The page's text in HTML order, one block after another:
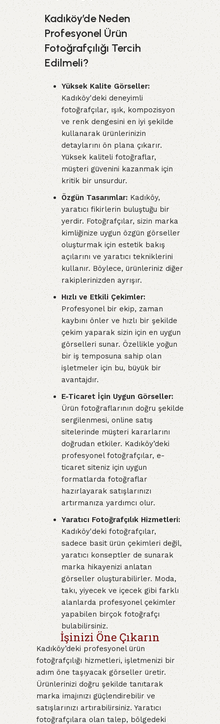
Kadıköy’de Neden
Profesyonel Ürün
Fotoğrafçılığı Tercih
Edilmeli?
Yüksek Kalite Görseller:
Kadıköy'deki deneyimli
fotoğrafçılar, ışık, kompozisyon
ve renk dengesini en iyi şekilde
kullanarak ürünlerinizin
detaylarını ön plana çıkarır.
Yüksek kaliteli fotoğraflar,
müşteri güvenini kazanmak için
kritik bir unsurdur.
Özgün Tasarımlar:Kadıköy,
yaratıcı fikirlerin buluştuğu bir
yerdir. Fotoğrafçılar, sizin marka
kimliğinize uygun özgün görseller
oluşturmak için estetik bakış
açılarını ve yaratıcı tekniklerini
kullanır. Böylece, ürünleriniz diğer
rakiplerinizden ayrışır.
Hızlı ve Etkili Çekimler:
Profesyonel bir ekip, zaman
kaybını önler ve hızlı bir şekilde
çekim yaparak sizin için en uygun
görselleri sunar. Özellikle yoğun
bir iş temposuna sahip olan
işletmeler için bu, büyük bir
avantajdır.
E-Ticaret İçin Uygun Görseller:
Ürün fotoğraflarının doğru şekilde
sergilenmesi, online satış
sitelerinde müşteri kararlarını
doğrudan etkiler. Kadıköy’deki
profesyonel fotoğrafçılar, e-
ticaret siteniz için uygun
formatlarda fotoğraflar
hazırlayarak satışlarınızı
artırmanıza yardımcı olur.
Yaratıcı Fotoğrafçılık Hizmetleri:
Kadıköy'deki fotoğrafçılar,
sadece basit ürün çekimleri değil,
yaratıcı konseptler de sunarak
marka hikayenizi anlatan
görseller oluşturabilirler. Moda,
takı, yiyecek ve içecek gibi farklı
alanlarda profesyonel çekimler
yapabilen birçok fotoğrafçı
bulabilirsiniz.
İşinizi Öne Çıkarın
Kadıköy’deki profesyonel ürün
fotoğrafçılığı hizmetleri, işletmenizi bir
adım öne taşıyacak görseller üretir.
Ürünlerinizi doğru şekilde tanıtarak
marka imajınızı güçlendirebilir ve
satışlarınızı artırabilirsiniz. Yaratıcı
fotoğrafçılara olan talep, bölgedeki